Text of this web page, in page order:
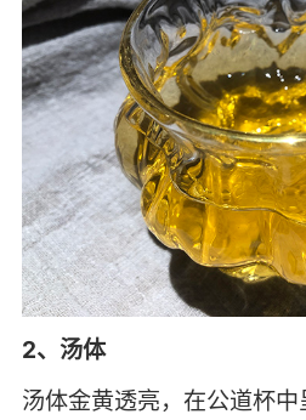
2、汤体
汤体金黄透亮，在公道杯